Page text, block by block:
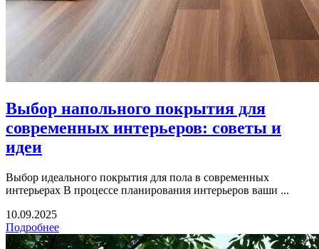
Выбор напольного покрытия для
современных интерьеров: советы и
идеи
Выбор идеального покрытия для пола в современных
интерьерах В процессе планирования интерьеров ваши ...
10.09.2025
Подробнее